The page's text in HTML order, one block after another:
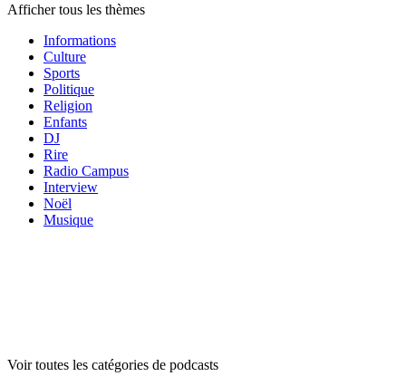
Afficher tous les thèmes
Informations
Culture
Sports
Politique
Religion
Enfants
DJ
Rire
Radio Campus
Interview
Noël
Musique
Voir toutes les catégories de podcasts